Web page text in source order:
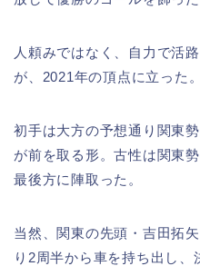
人頼みではなく、自力で活
が、2021年の頂点に立った。
初手は大方の予想通り関東
が前を取る形。古性は関東
最後方に陣取った。
当然、関東の先頭・吉田拓
り2周半から車を持ち出し